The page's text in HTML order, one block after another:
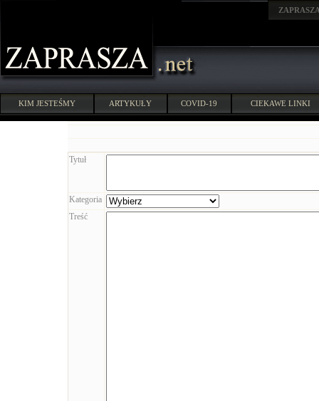
KIM JESTEŚMY ARTYKUŁY COVID-19 CIEKAWE LINKI
Tytuł
Kategoria
Treść